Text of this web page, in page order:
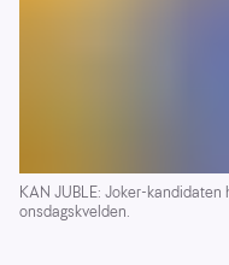
KAN JUBLE: Joker-
onsdagskvelden.